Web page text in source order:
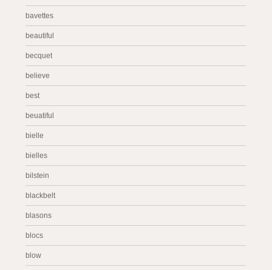
bavettes
beautiful
becquet
believe
best
beuatiful
bielle
bielles
bilstein
blackbelt
blasons
blocs
blow